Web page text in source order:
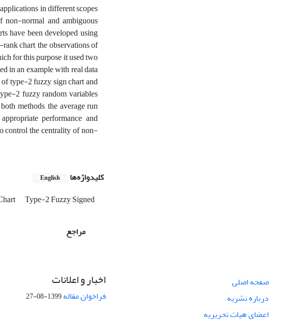
in different scopes
normal and ambiguous
have been developed using
chart, the observations of
for this purpose it used two
in an example with real data
type-2 fuzzy sign chart and
2 fuzzy random variables
methods, the average run
performance and
control the centrality of non-
کلیدواژه‌ها English
Type-2 Fuzzy Signed
مراجع
صفحه اصلی
درباره نشریه
اعضای هیات تحریریه
اخبار و اعلانات
فراخوان مقاله1399-08-27